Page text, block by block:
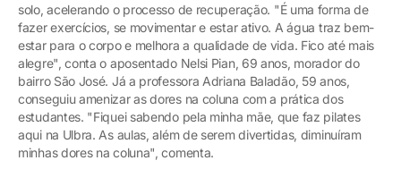
solo, acelerando o processo de recuperação. "É uma forma de
fazer exercícios, se movimentar e estar ativo. A água traz bem-
estar para o corpo e melhora a qualidade de vida. Fico até mais
alegre", conta o aposentado Nelsi Pian, 69 anos, morador do
bairro São José. Já a professora Adriana Baladão, 59 anos,
conseguiu amenizar as dores na coluna com a prática dos
estudantes. "Fiquei sabendo pela minha mãe, que faz pilates
aqui na Ulbra. As aulas, além de serem divertidas, diminuíram
minhas dores na coluna", comenta.